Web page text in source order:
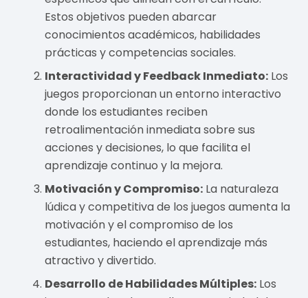
Estos objetivos pueden abarcar
conocimientos académicos, habilidades
prácticas y competencias sociales.
Interactividad y Feedback Inmediato: Los
juegos proporcionan un entorno interactivo
donde los estudiantes reciben
retroalimentación inmediata sobre sus
acciones y decisiones, lo que facilita el
aprendizaje continuo y la mejora.
Motivación y Compromiso: La naturaleza
lúdica y competitiva de los juegos aumenta la
motivación y el compromiso de los
estudiantes, haciendo el aprendizaje más
atractivo y divertido.
Desarrollo de Habilidades Múltiples: Los